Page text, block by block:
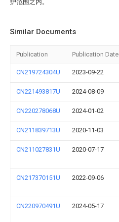
护范围之内。
Similar Documents
Publication Publication Date
CN219724304U 2023-09-22
CN221493817U 2024-08-09
CN220278068U 2024-01-02
CN211839713U 2020-11-03
CN211027831U 2020-07-17
CN217370151U 2022-09-06
CN220970491U 2024-05-17